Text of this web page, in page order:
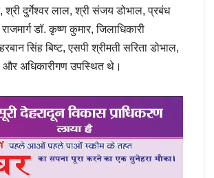
श्री दुर्गेश्वर लाल, श्री संजय डोभाल, प्रबंध
डॉ. कृष्ण कुमार, जिलाधिकारी
सिंह बिष्ट, एसपी श्रीमती सरिता डोभाल,
और अधिकारीगण उपस्थित थे।